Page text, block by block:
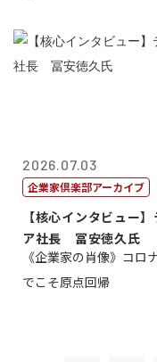
2026.07.03
企業家倶楽部アーカイブ
【核心インタビュー】
ア社長 冨安徳久氏
《企業家の肖像》コロ
でこそ原点回帰